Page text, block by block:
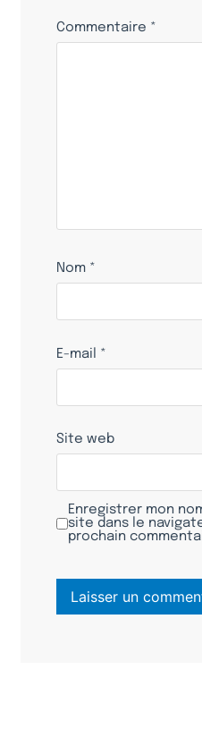
Commentaire *
Nom *
E-mail *
Site web
Enregistrer mon
site dans le
prochain